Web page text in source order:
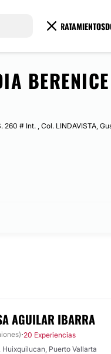
TRATAMIENTOS
260 # Int. , Col. LINDAVISTA,
AGUILAR IBARRA
·20 Experiencias
Puerto Vallarta